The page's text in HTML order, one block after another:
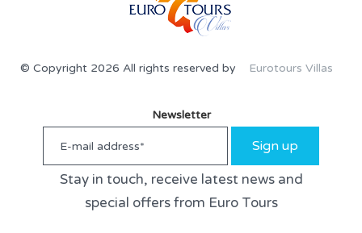
© Copyright 2026 All rights reserved by Eurotours Villas
Newsletter
Sign up
Stay in touch, receive latest news and
special offers from Euro Tours